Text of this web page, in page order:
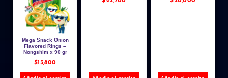
Mega Snack Onion
Flavored Rings –
Nongshim x 90 gr
$13,800